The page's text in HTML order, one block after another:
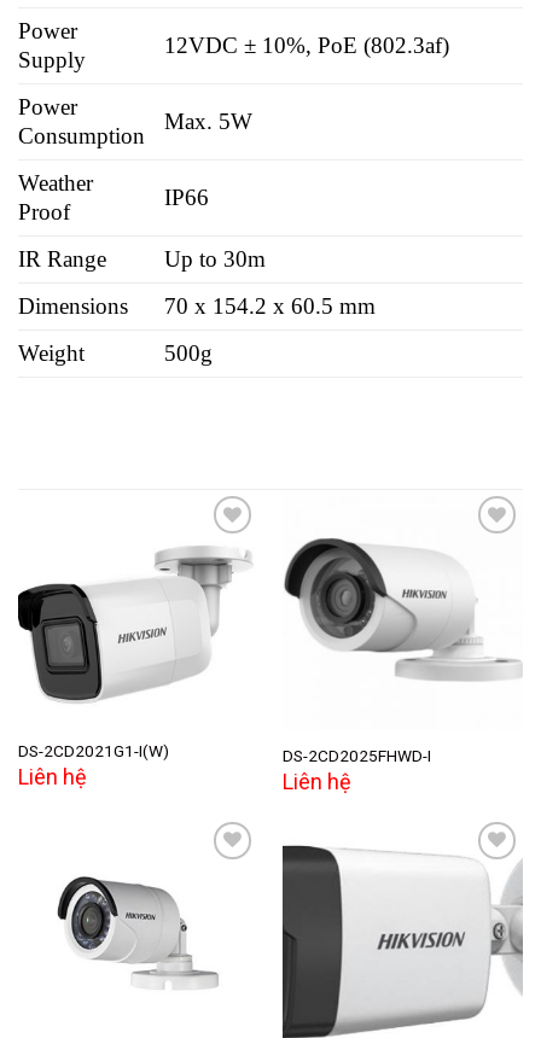
Power
Supply
12VDC ± 10%, PoE (802.3af)
Power
Consumption
Max. 5W
Weather
Proof
IP66
IR Range
Up to 30m
Dimensions
70 x 154.2 x 60.5 mm
Weight
500g
Add to
wishlist
DS-2CD2021G1-I(W)
Liên hệ
DS-2CD2025FHWD-I
Liên hệ
Add to
wishlist